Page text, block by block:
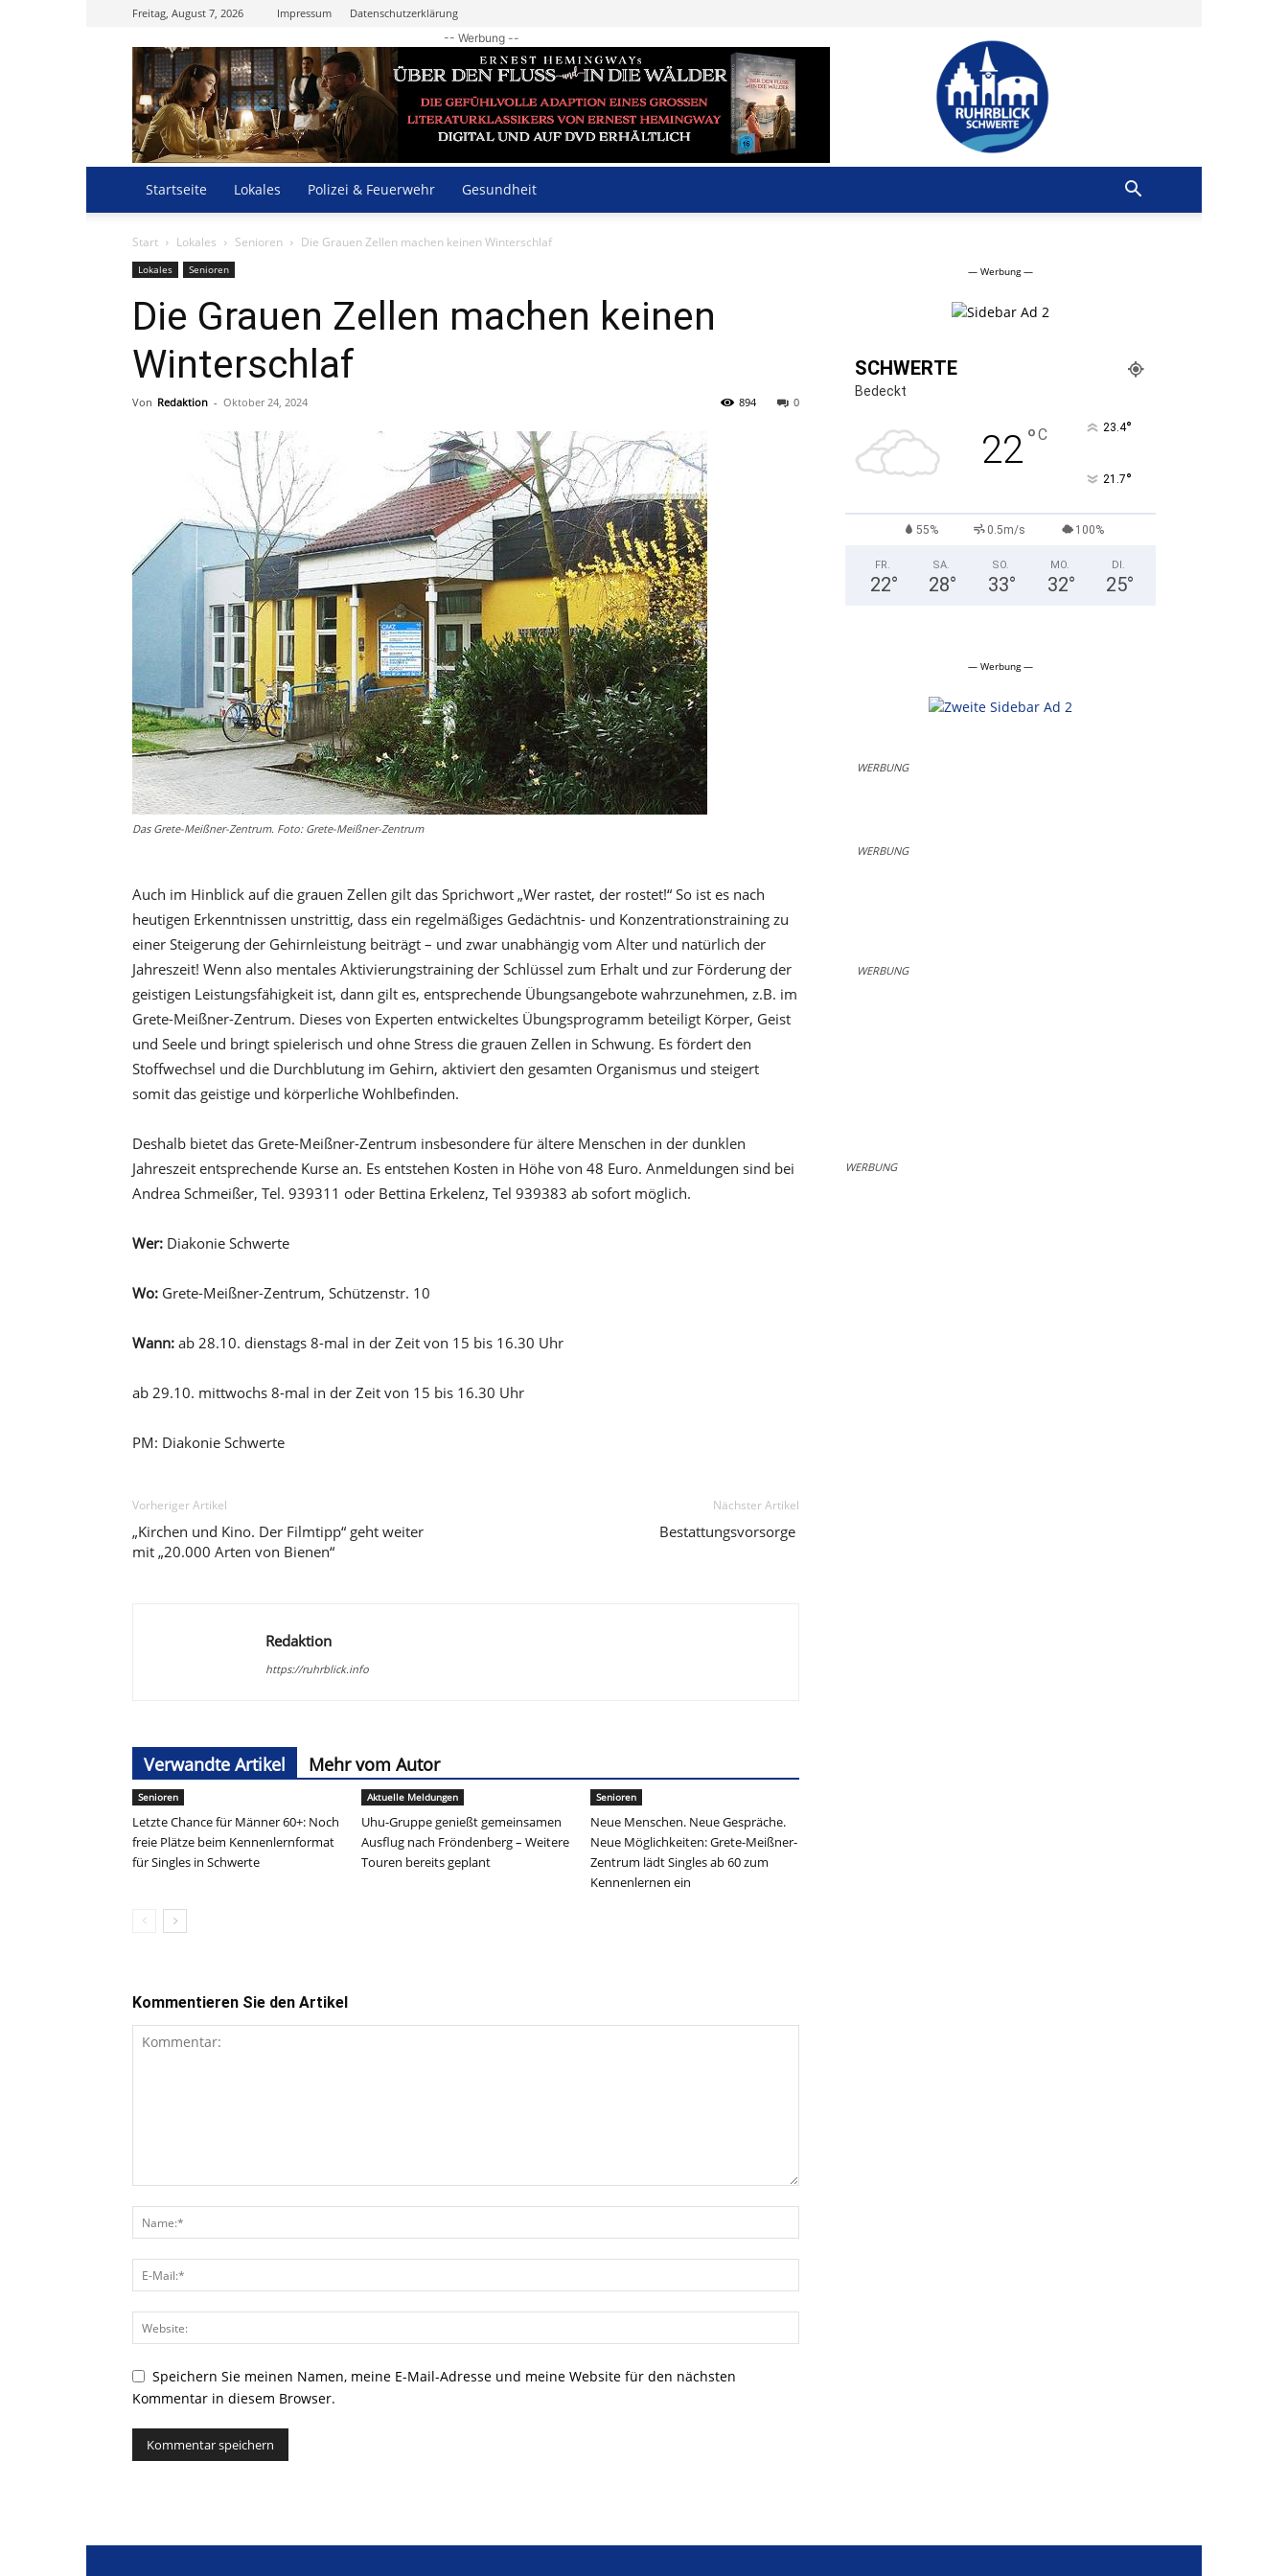
Freitag, August 7, 2026 Impressum Datenschutzerklärung
Ruhrblick
Schwerte
-- Werbung --
Startseite Lokales Polizei & Feuerwehr Gesundheit
Start Lokales Senioren Die Grauen Zellen machen keinen Winterschlaf
Lokales Senioren
Die Grauen Zellen machen keinen
Winterschlaf
Von Redaktion - Oktober 24, 2024 0
894
Das Grete-Meißner-Zentrum. Foto: Grete-Meißner-Zentrum
Auch im Hinblick auf die grauen Zellen gilt das Sprichwort „Wer rastet, der rostet!“ So ist es nach
heutigen Erkenntnissen unstrittig, dass ein regelmäßiges Gedächtnis- und Konzentrationstraining zu
einer Steigerung der Gehirnleistung beiträgt – und zwar unabhängig vom Alter und natürlich der
Jahreszeit! Wenn also mentales Aktivierungstraining der Schlüssel zum Erhalt und zur Förderung der
geistigen Leistungsfähigkeit ist, dann gilt es, entsprechende Übungsangebote wahrzunehmen, z.B. im
Grete-Meißner-Zentrum. Dieses von Experten entwickeltes Übungsprogramm beteiligt Körper, Geist
und Seele und bringt spielerisch und ohne Stress die grauen Zellen in Schwung. Es fördert den
Stoffwechsel und die Durchblutung im Gehirn, aktiviert den gesamten Organismus und steigert
somit das geistige und körperliche Wohlbefinden.
Deshalb bietet das Grete-Meißner-Zentrum insbesondere für ältere Menschen in der dunklen
Jahreszeit entsprechende Kurse an. Es entstehen Kosten in Höhe von 48 Euro. Anmeldungen sind bei
Andrea Schmeißer, Tel. 939311 oder Bettina Erkelenz, Tel 939383 ab sofort möglich.
Wer: Diakonie Schwerte
Wo: Grete-Meißner-Zentrum, Schützenstr. 10
Wann: ab 28.10. dienstags 8-mal in der Zeit von 15 bis 16.30 Uhr
​ab 29.10. mittwochs 8-mal in der Zeit von 15 bis 16.30 Uhr
PM: Diakonie Schwerte
Vorheriger Artikel
„Kirchen und Kino. Der Filmtipp“ geht weiter
mit „20.000 Arten von Bienen“
Nächster Artikel
Bestattungsvorsorge
Redaktion
https://ruhrblick.info
Verwandte Artikel Mehr vom Autor
Senioren
Letzte Chance für Männer 60+: Noch
freie Plätze beim Kennenlernformat
für Singles in Schwerte
Aktuelle Meldungen
Uhu-Gruppe genießt gemeinsamen
Ausflug nach Fröndenberg – Weitere
Touren bereits geplant
Senioren
Neue Menschen. Neue Gespräche.
Neue Möglichkeiten: Grete-Meißner-
Zentrum lädt Singles ab 60 zum
Kennenlernen ein
Kommentieren Sie den Artikel
Speichern Sie meinen Namen, meine E-Mail-Adresse und meine Website für den nächsten
Kommentar in diesem Browser.
— Werbung —
SCHWERTE
Bedeckt
22°C 23.4°
21.7°
55% 0.5m/s 100%
FR.
22°
SA.
28°
SO.
33°
MO.
32°
DI.
25°
— Werbung —
WERBUNG
WERBUNG
WERBUNG
WERBUNG